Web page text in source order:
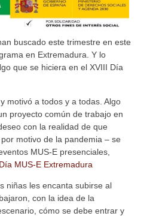
buscado este trimestre en este
en Extremadura. Y lo
que se hiciera en el XVIII Día
motivó a todos y a todas. Algo
proyecto común de trabajo en
con la realidad de que
motivo de la pandemia – se
MUS-E presenciales,
MUS-E Extremadura
niñas les encanta subirse al
con la idea de la
cómo se debe entrar y